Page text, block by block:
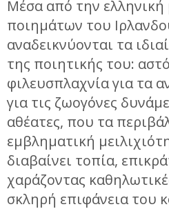
Μέσα από την
ποιημάτων του
αναδεικνύονται τα
της ποιητικής του:
φιλευσπλαχνία για τα
για τις ζωογόνες
αθέατες, που τα
εμβληματική
διαβαίνει τοπία,
χαράζοντας
σκληρή επιφάνεια του